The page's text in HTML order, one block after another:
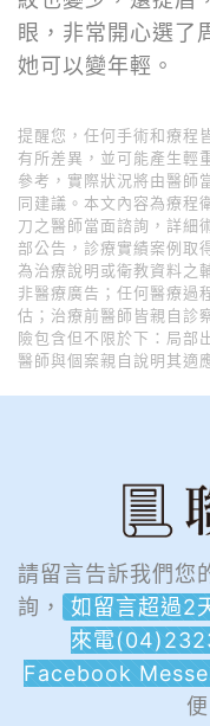
眼，非常開心選了
她可以變年輕。
提醒您，任何手術和療程
有所差異，並可能產生輕
參考，實際狀況將由醫師
同建議。本文內容為療程
刀之醫師當面諮詢，詳細
部公告，診療實績案例取
為治療說明或衛教資料之
非醫療廣告；任何醫療過
估；治療前醫師皆親自診
險包含但不限於下：局部
醫師與個案親自說明其適
請留言告訴我們您
詢，
如留言超過2
來電
Facebook